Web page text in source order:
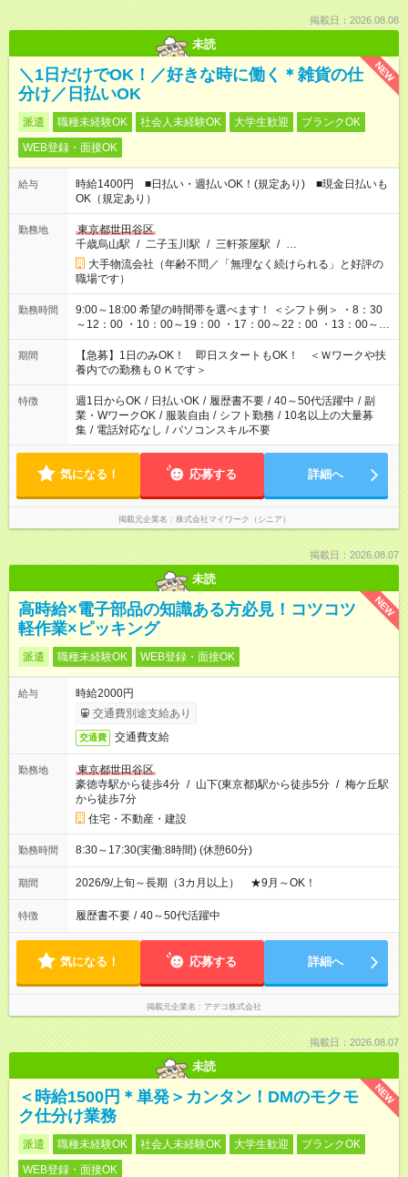
掲載日：2026.08.08
未読
NEW
＼1日だけでOK！／好きな時に働く＊雑貨の仕
分け／日払いOK
派遣 職種未経験OK 社会人未経験OK 大学生歓迎
ブランクOK
WEB登録・面接OK
給与
時給1400円 ■日払い・週払いOK！(規定あり) ■現金日払いも
OK（規定あり）
勤務地
東京都世田谷区
千歳烏山駅 / 二子玉川駅 / 三軒茶屋駅 / …
大手物流会社（年齢不問／「無理なく続けられる」と好評の
職場です）
勤務時間
9:00～18:00 希望の時間帯を選べます！ ＜シフト例＞ ・8：30
～12：00 ・10：00～19：00 ・17：00～22：00 ・13：00～
22：00 ・22：00～翌6：00 など
期間
【急募】1日のみOK！ 即日スタートもOK！ ＜Ｗワークや扶
養内での勤務もＯＫです＞
特徴 週1日からOK / 日払いOK / 履歴書不要 / 40～50代活躍中 / 副
業・WワークOK / 服装自由 / シフト勤務 / 10名以上の大量募
集 / 電話対応なし / パソコンスキル不要
気になる！ 応募する 詳細へ
掲載元企業名 株式会社マイワーク（シニア）
掲載日：2026.08.07
未読
NEW
高時給×電子部品の知識ある方必見！コツコツ
軽作業×ピッキング
派遣 職種未経験OK WEB登録・面接OK
給与
時給2000円
交通費別途支給あり
交通費 交通費支給
勤務地
東京都世田谷区
豪徳寺駅から徒歩4分 / 山下(東京都)駅から徒歩5分 / 梅ケ丘駅
から徒歩7分
住宅・不動産・建設
勤務時間 8:30～17:30(実働:8時間) (休憩60分)
期間 2026/9/上旬～長期（3カ月以上） ★9月～OK！
特徴 履歴書不要 / 40～50代活躍中
気になる！ 応募する 詳細へ
掲載元企業名 アデコ株式会社
掲載日：2026.08.07
未読
NEW
＜時給1500円＊単発＞カンタン！DMのモクモ
ク仕分け業務
派遣 職種未経験OK 社会人未経験OK 大学生歓迎
ブランクOK
WEB登録・面接OK